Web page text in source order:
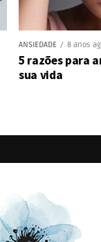
ANSIEDADE 8 anos
5 razões para
sua vida